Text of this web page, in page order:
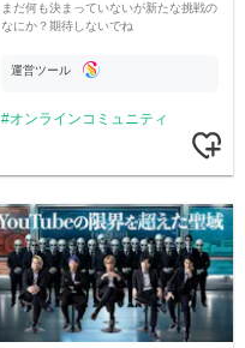
まだ何も決まっていないが新たな挑戦の
なにか？期待しないでね
運営ツール
オンラインコミュニティ